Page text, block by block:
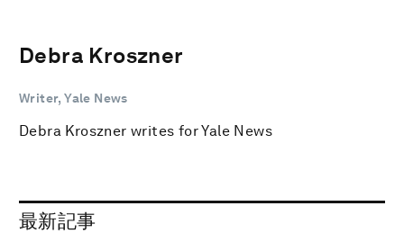
Debra Kroszner
Writer, Yale News
Debra Kroszner writes for Yale News
最新記事